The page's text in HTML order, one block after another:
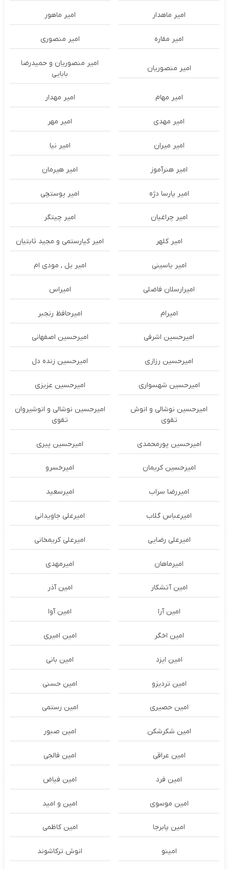
امیر ماهدار امیر ماهور
امیر مقاره امیر منصوری
امیر منصوریان
امیر منصوریان و حمیدرضا
بابایی
امیر مهام امیر مهدار
امیر مهدی امیر مهر
امیر میران امیر نیا
امیر هنرآموز امیر هیرمان
امیر پارسا دژه امیر پوستچی
امیر چراغیان امیر چیتگر
امیر کلهر امیر کیارستمی و مجید ثابتیان
امیر یاسینی امیر یل , مودی ام
امیرارسلان فاضلی امیراس
امیرام امیرحافظ رنجبر
امیرحسین اشرفی امیرحسین اصفهانی
امیرحسین رزازی امیرحسین زنده دل
امیرحسین شهسواری امیرحسین عزیزی
امیرحسین نوشالی و انوش
تقوی
امیرحسین نوشالی و انوشیروان
تقوی
امیرحسین پورمحمدی امیرحسین پیری
امیرحسین کریمان امیرخسرو
امیررضا سراب امیرسعید
امیرعباس گلاب امیرعلی جاویدانی
امیرعلی رضایی امیرعلی کریمخانی
امیرماهان امیرمهدی
امین آتشکار امین آذر
امین آرا امین آوا
امین اخگر امین امیری
امین ایزد امین بانی
امین تردیزو امین حسنی
امین حصیری امین رستمی
امین شکرشکن امین صبور
امین عراقی امین فالجی
امین فرد امین فیاض
امین موسوی امین و امید
امین پابرجا امین کاظمی
امینو انوش ترکاشوند